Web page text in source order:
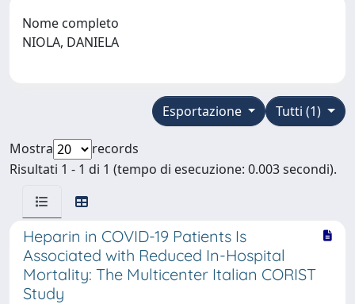
Nome completo
NIOLA, DANIELA
Tutti (1)
Esportazione
Mostra
records
Risultati 1 - 1 di 1 (tempo di esecuzione: 0.003 secondi).
Heparin in COVID-19 Patients Is
Associated with Reduced In-Hospital
Mortality: The Multicenter Italian CORIST
Study